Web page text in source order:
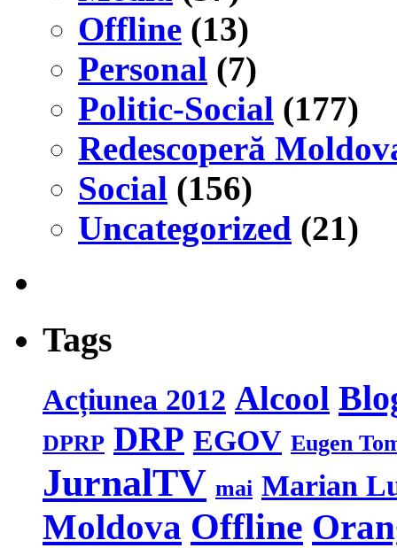
Offline (13)
Personal (7)
Politic-Social (177)
Redescoperă
Social (156)
Uncategorized (21)
Tags
Acțiunea 2012 Alcool
DPRP DRP EGOV Eugen
JurnalTV mai Marian
Moldova Offline